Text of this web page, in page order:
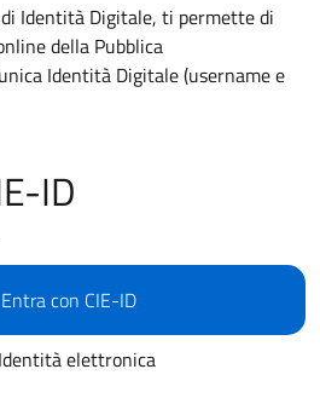
Identità Digitale, ti permette di
della Pubblica
Identità Digitale (username e
ID
Entra con CIE-ID
elettronica